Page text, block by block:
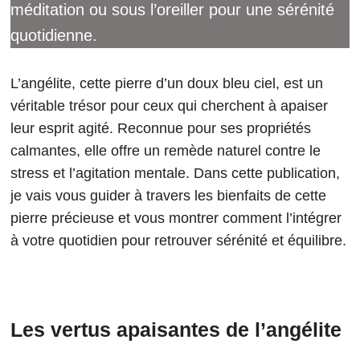
méditation ou sous l’oreiller pour une sérénité
quotidienne.
L’angélite, cette pierre d’un doux bleu ciel, est un
véritable trésor pour ceux qui cherchent à apaiser
leur esprit agité. Reconnue pour ses propriétés
calmantes, elle offre un remède naturel contre le
stress et l’agitation mentale. Dans cette publication,
je vais vous guider à travers les bienfaits de cette
pierre précieuse et vous montrer comment l’intégrer
à votre quotidien pour retrouver sérénité et équilibre.
Les vertus apaisantes de l’angélite